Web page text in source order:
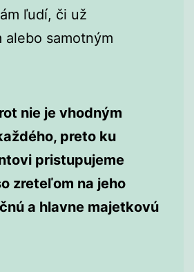
ľudí, či už
alebo samotným
nie je vhodným
preto ku
pristupujeme
zreteľom na jeho
a hlavne majetkovú